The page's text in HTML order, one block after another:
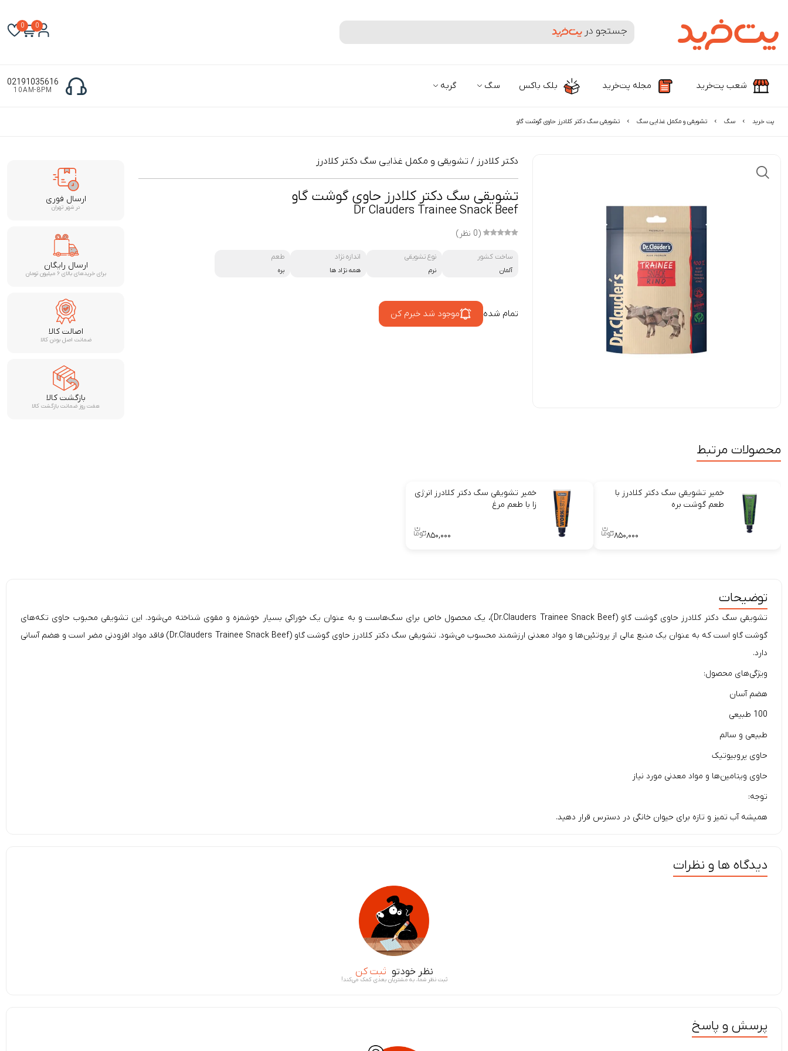
جستجوی محصولات و برندها
0
0
شعب پت‌خرید مجله پت‌خرید بلک باکس سگ گربه 02191035616
10AM-8PM
پت خرید سگ تشویقی و مکمل غذایی سگ تشویقی سگ دکتر کلادرز حاوی گوشت گاو
دکتر کلادرز / تشویقی و مکمل غذایی سگ دکتر کلادرز
تشویقی سگ دکتر کلادرز حاوی گوشت گاو
Dr Clauders Trainee Snack Beef
(0 نظر)
ساخت کشور
آلمان
نوع تشویقی
نرم
اندازه نژاد
همه نژاد ها
طعم
بره
تمام شده موجود شد خبرم کن
ارسال فوری
در شهر تهران
ارسال رایگان
برای خریدهای بالای ۶ میلیون تومان
اصالت کالا
ضمانت اصل بودن کالا
بازگشت کالا
هفت روز ضمانت بازگشت کالا
محصولات مرتبط
خمیر تشویقی سگ دکتر کلادرز با
طعم گوشت بره
۸۵۰,۰۰۰
خمیر تشویقی سگ دکتر کلادرز انرژی
زا با طعم مرغ
۸۵۰,۰۰۰
توضیحات
تشویقی سگ دکتر کلادرز حاوی گوشت گاو (Dr.Clauders Trainee Snack Beef)، یک محصول خاص برای سگ‌هاست و به عنوان یک خوراکی بسیار خوشمزه و مقوی شناخته می‌شود. این تشویقی محبوب حاوی تکه‌های
گوشت گاو است که به عنوان یک منبع عالی از پروتئین‌ها و مواد معدنی ارزشمند محسوب می‌شود. تشویقی سگ دکتر کلادرز حاوی گوشت گاو (Dr.Clauders Trainee Snack Beef) فاقد مواد افزودنی مضر است و هضم آسانی
دارد.
ویژگی‌های محصول:
هضم آسان
100 طبیعی
طبیعی و سالم
حاوی پروبیوتیک
حاوی ویتامین‌ها و مواد معدنی مورد نیاز
توجه:
همیشه آب تمیز و تازه برای حیوان خانگی در دسترس قرار دهید.
دیدگاه ها و نظرات
نظر خودتو ثبت کن
ثبت نظر شما، به مشتریان بعدی کمک می‌کند!
پرسش و پاسخ